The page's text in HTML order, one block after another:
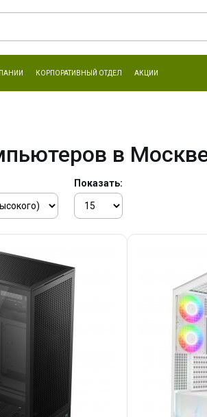
КОРПОРАТИВНЫЙ ОТДЕЛ АКЦИИ
в
Показать: